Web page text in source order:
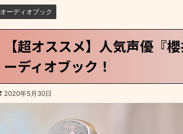
オーディオブック
【超オススメ】人気声優『
ーディオブック！
2020年5月30日